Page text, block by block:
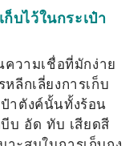
บไว้ในกระเป๋า
วามเชื่อที่มักง่าย
ลีกเลี่ยงการเก็บ
าตังค์นั้นทั้งร้อน
บีบ อัด ทับ เสียดสี